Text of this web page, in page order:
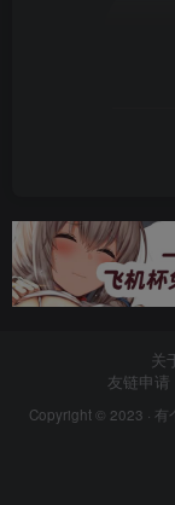
关
友链申请
Copyright © 2023 · 有